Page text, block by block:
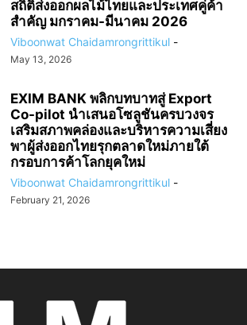
สถิติส่งออกผลไม้ไทยและประเทศคู่ค้า
สำคัญ มกราคม-มีนาคม 2026
Viboonwat Chaidamrongrittikul -
May 13, 2026
EXIM BANK พลิกบทบาทสู่ Export
Co-pilot นำเสนอโซลูชันครบวงจร
เสริมสภาพคล่องและบริหารความเสี่ยง
พาผู้ส่งออกไทยรุกตลาดใหม่ภายใต้
กรอบการค้าโลกยุคใหม่
Viboonwat Chaidamrongrittikul -
February 21, 2026